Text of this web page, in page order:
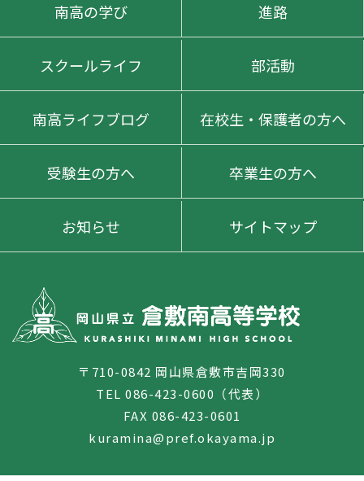
〒710-0842 岡山県倉敷市吉岡330
TEL 086-423-0600（代表）
FAX 086-423-0601
kuramina@pref.okayama.jp
南高の学び 進路
スクールライフ 部活動
南高ライフブログ 在校生・保護者の方へ
受験生の方へ 卒業生の方へ
お知らせ サイトマップ